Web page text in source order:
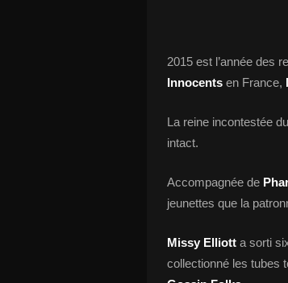
2015 est l’année des
Innocents en France,
La reine incontestée
intact.
Accompagnée de
jeunettes que la
Missy Elliott a sorti
collectionné les tubes